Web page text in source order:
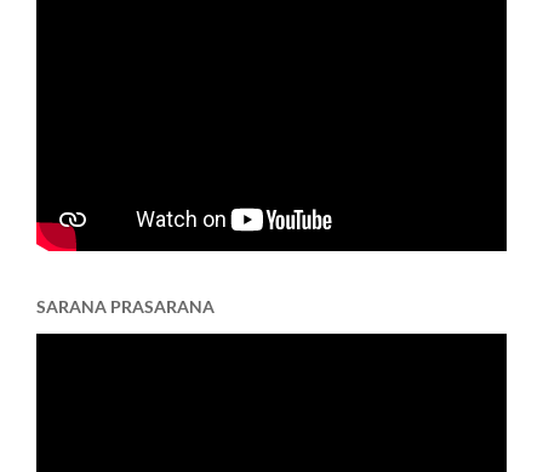
SARANA PRASARANA